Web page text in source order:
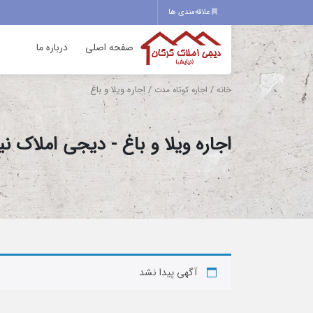
علاقه‌مندی ها
صفحه اصلی درباره ما
خانه / اجاره کوتاه مدت / اجاره ویلا و باغ
اجاره ویلا و باغ - دیجی املاک
آگهی پیدا نشد